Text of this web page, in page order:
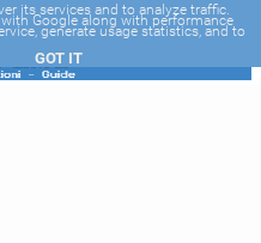
its services and to analyze traffic.
Google along with performance
generate usage statistics, and to
GOT IT